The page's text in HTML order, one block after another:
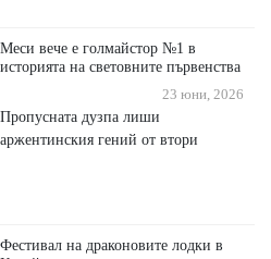
Меси вече е голмайстор №1 в
историята на световните първенства
23 юни, 2026
Пропусната дузпа лиши
аржентинския гений от втори
Фестивал на драконовите лодки в